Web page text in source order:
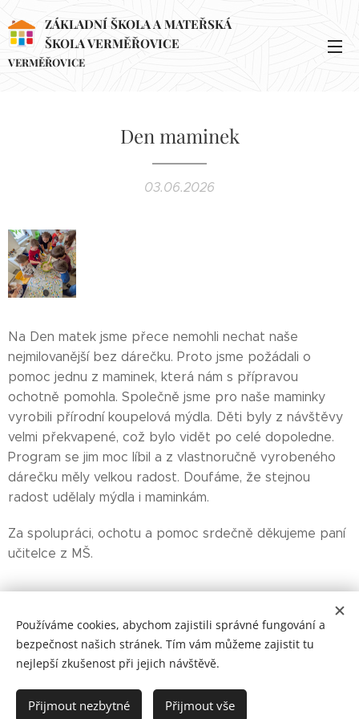
ZÁKLADNÍ ŠKOLA A MATEŘSKÁ
ŠKOLA VERMĚŘOVICE
VERMĚŘOVICE
Den maminek
03.06.2026
Na Den matek jsme přece nemohli nechat naše
nejmilovanější bez dárečku. Proto jsme požádali o
pomoc jednu z maminek, která nám s přípravou
ochotně pomohla. Společně jsme pro naše maminky
vyrobili přírodní koupelová mýdla. Děti byly z návštěvy
velmi překvapené, což bylo vidět po celé dopoledne.
Program se jim moc líbil a z vlastnoručně vyrobeného
dárečku měly velkou radost. Doufáme, že stejnou
radost udělaly mýdla i maminkám.
Za spolupráci, ochotu a pomoc srdečně děkujeme paní
učitelce z MŠ.
2024 ZŠ a MŠ Verměřovice
Používáme cookies, abychom zajistili správné fungování a
bezpečnost našich stránek. Tím vám můžeme zajistit tu
nejlepší zkušenost při jejich návštěvě.
Přijmout nezbytné Přijmout vše